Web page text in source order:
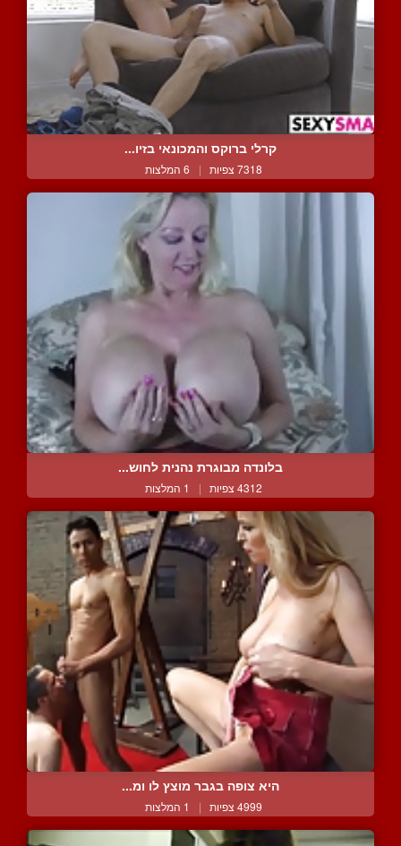
קרלי ברוקס והמכונאי בזיו...
7318 צפיות | 6 המלצות
בלונדה מבוגרת נהנית לחוש...
4312 צפיות | 1 המלצות
היא צופה בגבר מוצץ לו ומ...
4999 צפיות | 1 המלצות